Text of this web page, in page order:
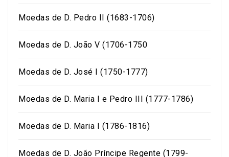
Afonso VI (1656–1683),
vigésimo terceiro Rei
1643 e reinou Portugal
morte, em 1683. A sua
Francisca Luísa Isabel
Durante o seu reinado
Luísa Isabel d'Aumale e
Moedas de D. Pedro II (1683-1706)
Moedas de D. João V (1706-1750
Moedas de D. José I (1750-1777)
Moedas de D. Maria I e Pedro III (1777-1786)
Moedas de D. Maria I (1786-1816)
Moedas de D. João Príncipe Regente (1799-